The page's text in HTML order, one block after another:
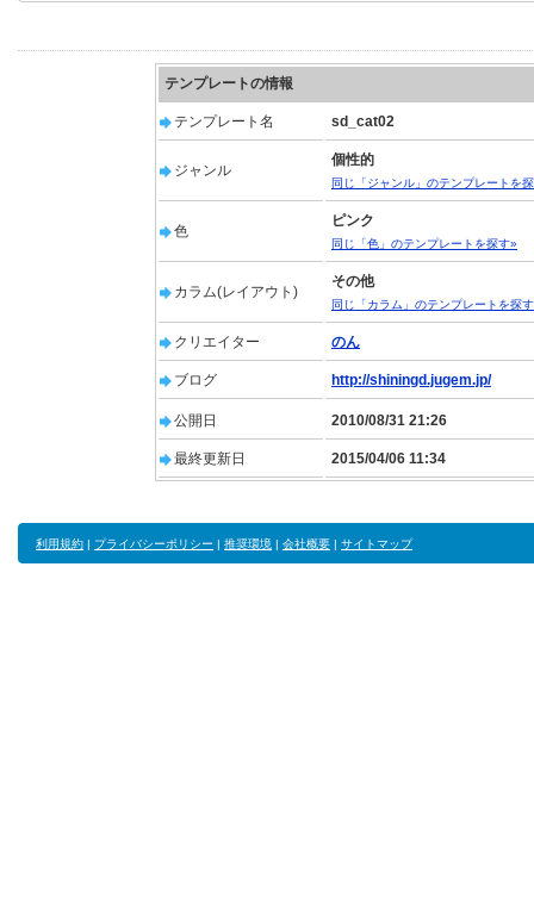
テンプレートの情報
テンプレート名 sd_cat02
ジャンル
個性的
同じ「ジャンル」のテンプレートを
色
ピンク
同じ「色」のテンプレートを探す»
カラム(レイアウト)
その他
同じ「カラム」のテンプレートを探
クリエイター のん
ブログ http://shiningd.jugem.jp/
公開日 2010/08/31 21:26
最終更新日 2015/04/06 11:34
利用規約 | プライバシーポリシー | 推奨環境 | 会社概要 | サイトマップ